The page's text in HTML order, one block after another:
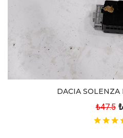
DACIA SOLENZA
₺47.5